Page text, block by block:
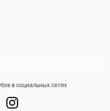
в социальных сетях